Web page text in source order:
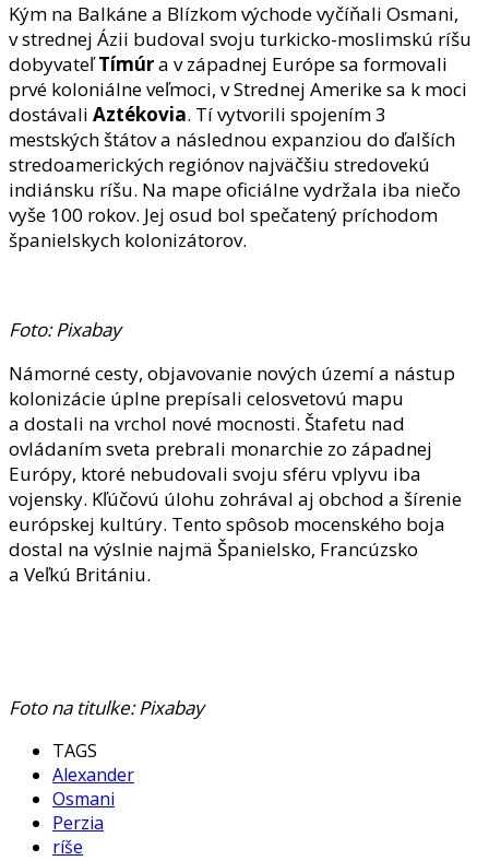
Kým na Balkáne a Blízkom východe vyčíňali Osmani,
v strednej Ázii budoval svoju turkicko-moslimskú ríšu
dobyvateľTímúra v západnej Európe sa formovali
prvé koloniálne veľmoci, v Strednej Amerike sa k moci
dostávali Aztékovia. Tí vytvorili spojením 3
mestských štátov a následnou expanziou do ďalších
stredoamerických regiónov najväčšiu stredovekú
indiánsku ríšu. Na mape oficiálne vydržala iba niečo
vyše 100 rokov. Jej osud bol spečatený príchodom
španielskych kolonizátorov.
Foto: Pixabay
Námorné cesty, objavovanie nových území a nástup
kolonizácie úplne prepísali celosvetovú mapu
a dostali na vrchol nové mocnosti. Štafetu nad
ovládaním sveta prebrali monarchie zo západnej
Európy, ktoré nebudovali svoju sféru vplyvu iba
vojensky. Kľúčovú úlohu zohrával aj obchod a šírenie
európskej kultúry. Tento spôsob mocenského boja
dostal na výslnie najmä Španielsko, Francúzsko
a Veľkú Britániu.
Foto na titulke: Pixabay
TAGS
Alexander
Osmani
Perzia
ríše